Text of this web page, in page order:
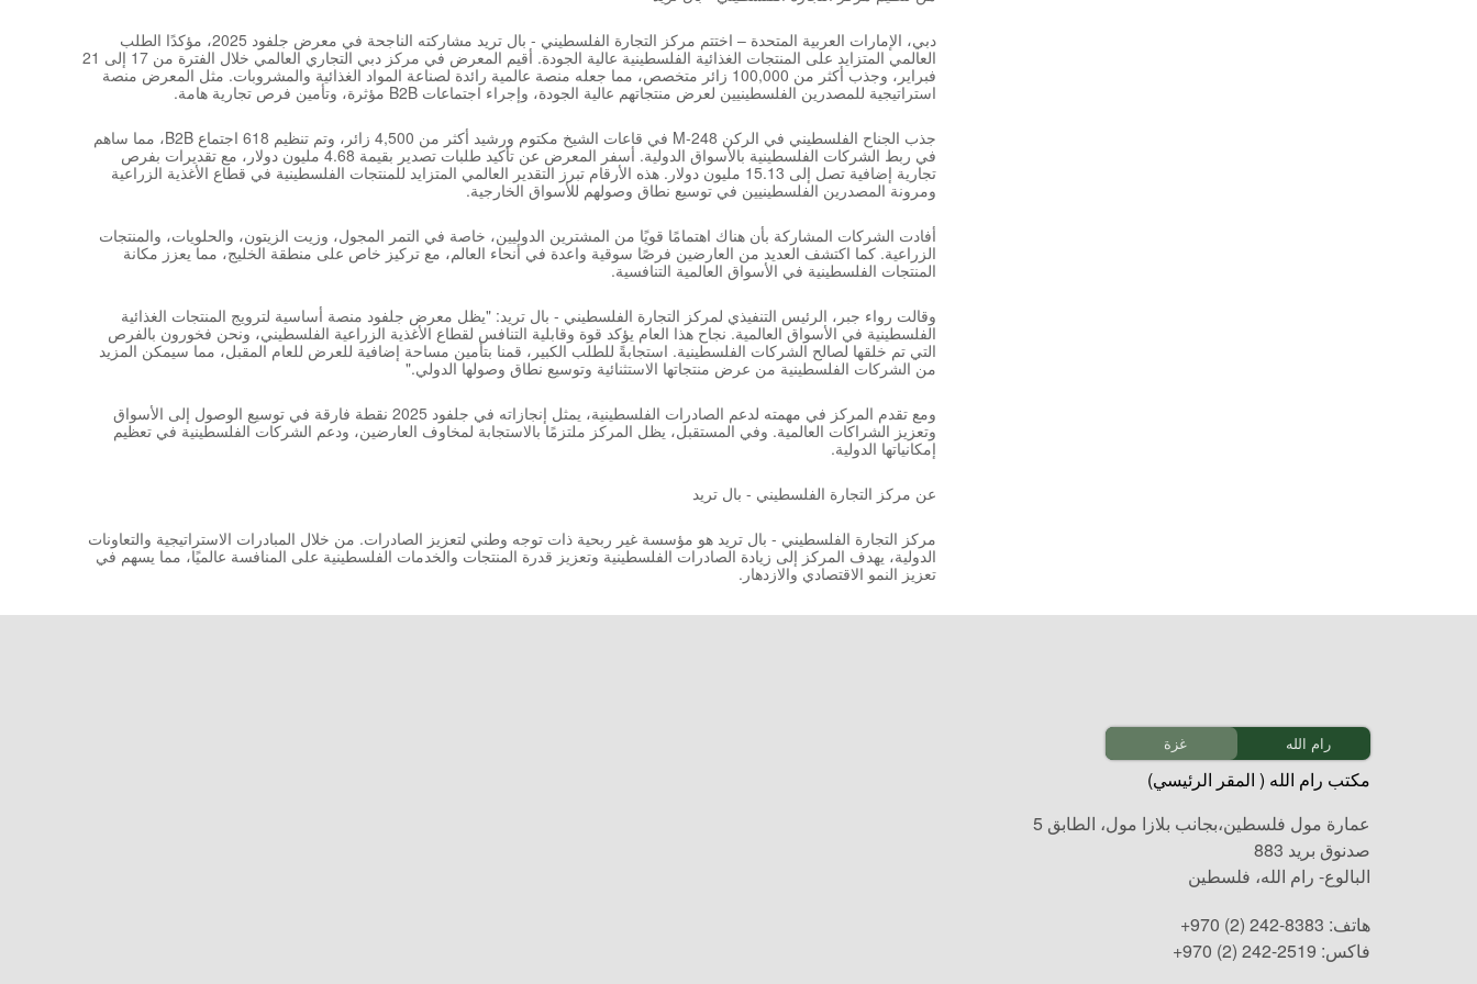
دبي، الإمارات العربية المتحدة – اختتم مركز التجارة الفلسطيني - بال تريد مشاركته الناجحة في معرض جلفود 2025، مؤكدًا الطلب
العالمي المتزايد على المنتجات الغذائية الفلسطينية عالية الجودة. أقيم المعرض في مركز دبي التجاري العالمي خلال الفترة من 17 إلى 21
فبراير، وجذب أكثر من 100,000 زائر متخصص، مما جعله منصة عالمية رائدة لصناعة المواد الغذائية والمشروبات. مثل المعرض منصة
استراتيجية للمصدرين الفلسطينيين لعرض منتجاتهم عالية الجودة، وإجراء اجتماعات B2B مؤثرة، وتأمين فرص تجارية هامة.
جذب الجناح الفلسطيني في الركن M-248 في قاعات الشيخ مكتوم ورشيد أكثر من 4,500 زائر، وتم تنظيم 618 اجتماع B2B، مما ساهم
في ربط الشركات الفلسطينية بالأسواق الدولية. أسفر المعرض عن تأكيد طلبات تصدير بقيمة 4.68 مليون دولار، مع تقديرات بفرص
تجارية إضافية تصل إلى 15.13 مليون دولار. هذه الأرقام تبرز التقدير العالمي المتزايد للمنتجات الفلسطينية في قطاع الأغذية الزراعية
ومرونة المصدرين الفلسطينيين في توسيع نطاق وصولهم للأسواق الخارجية.
أفادت الشركات المشاركة بأن هناك اهتمامًا قويًا من المشترين الدوليين، خاصة في التمر المجول، وزيت الزيتون، والحلويات، والمنتجات
الزراعية. كما اكتشف العديد من العارضين فرصًا سوقية واعدة في أنحاء العالم، مع تركيز خاص على منطقة الخليج، مما يعزز مكانة
المنتجات الفلسطينية في الأسواق العالمية التنافسية.
وقالت رواء جبر، الرئيس التنفيذي لمركز التجارة الفلسطيني - بال تريد: "يظل معرض جلفود منصة أساسية لترويج المنتجات الغذائية
الفلسطينية في الأسواق العالمية. نجاح هذا العام يؤكد قوة وقابلية التنافس لقطاع الأغذية الزراعية الفلسطيني، ونحن فخورون بالفرص
التي تم خلقها لصالح الشركات الفلسطينية. استجابةً للطلب الكبير، قمنا بتأمين مساحة إضافية للعرض للعام المقبل، مما سيمكن المزيد
من الشركات الفلسطينية من عرض منتجاتها الاستثنائية وتوسيع نطاق وصولها الدولي."
ومع تقدم المركز في مهمته لدعم الصادرات الفلسطينية، يمثل إنجازاته في جلفود 2025 نقطة فارقة في توسيع الوصول إلى الأسواق
وتعزيز الشراكات العالمية. وفي المستقبل، يظل المركز ملتزمًا بالاستجابة لمخاوف العارضين، ودعم الشركات الفلسطينية في تعظيم
إمكانياتها الدولية.
عن مركز التجارة الفلسطيني - بال تريد
مركز التجارة الفلسطيني - بال تريد هو مؤسسة غير ربحية ذات توجه وطني لتعزيز الصادرات. من خلال المبادرات الاستراتيجية والتعاونات
الدولية، يهدف المركز إلى زيادة الصادرات الفلسطينية وتعزيز قدرة المنتجات والخدمات الفلسطينية على المنافسة عالميًا، مما يسهم في
تعزيز النمو الاقتصادي والازدهار.
رام الله غزة
مكتب رام الله ( المقر الرئيسي)
عمارة مول فلسطين،بجانب بلازا مول، الطابق 5
صدنوق بريد 883
البالوع- رام الله، فلسطين
هاتف: +970 (2) 242-8383
فاكس: +970 (2) 242-2519